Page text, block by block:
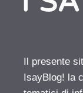
Il presente
IsayBlog! la